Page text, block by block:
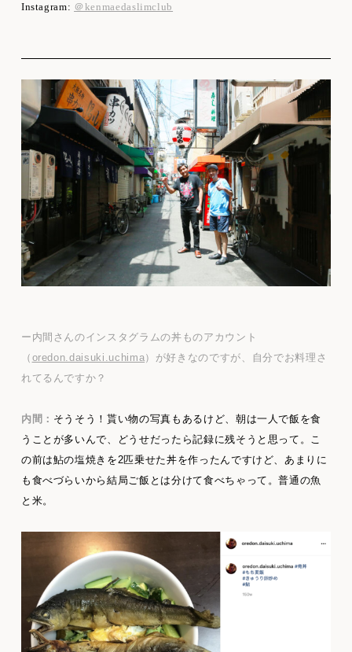
Instagram: ＠kenmaedaslimclub
ー内間さんのインスタグラムの丼ものアカウント
（ oredon.daisuki.uchima）が好きなのですが、自分でお料理さ
れてるんですか？
内間： そうそう！貰い物の写真もあるけど、朝は一人で飯を食
うことが多いんで、どうせだったら記録に残そうと思って。こ
の前は鮎の塩焼きを2匹乗せた丼を作ったんですけど、あまりに
も食べづらいから結局ご飯とは分けて食べちゃって。普通の魚
と米。